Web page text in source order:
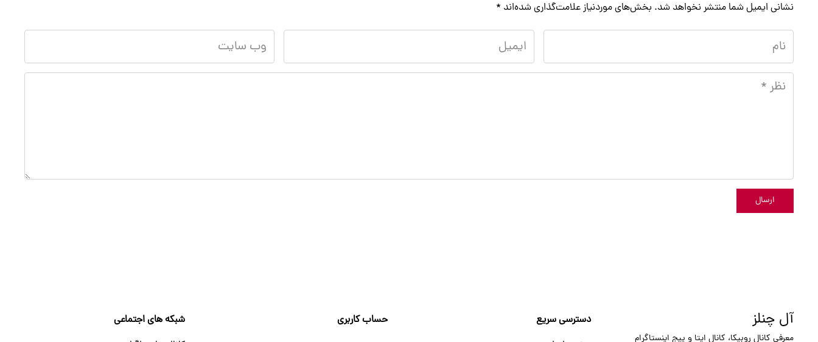
نشانی ایمیل شما منتشر نخواهد شد. بخش‌های موردنیاز علامت‌گذاری شده‌اند *
ارسال
دسترسی سریع
حساب کاربری
شبکه های اجتماعی
آل چنلز
معرفی کانال روبیکا، کانال ایتا و پیج اینستاگرام